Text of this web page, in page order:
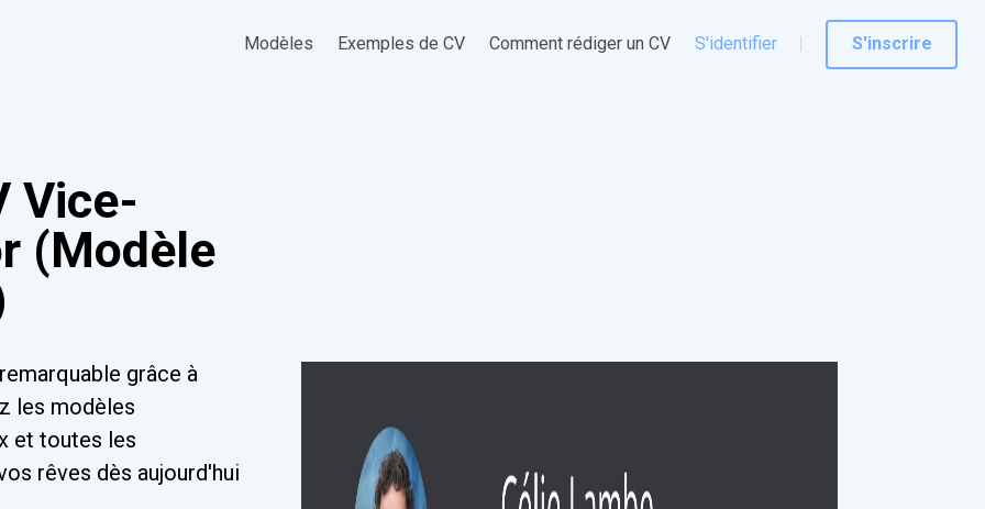
Modèles Exemples de CV Comment rédiger un CV S'identifier S'inscrire
Vice-
(Modèle
grâce à
les modèles
et toutes les
rêves dès aujourd'hui